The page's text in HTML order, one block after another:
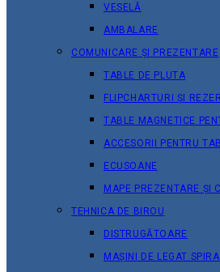
VESELĂ
AMBALARE
COMUNICARE ȘI PREZENTARE
TABLE DE PLUTA
FLIPCHARTURI ȘI
TABLE MAGNETICE
ACCESORII PENTRU
ECUSOANE
MAPE PREZENTARE ȘI
TEHNICA DE BIROU
DISTRUGĂTOARE
MAȘINI DE LEGAT